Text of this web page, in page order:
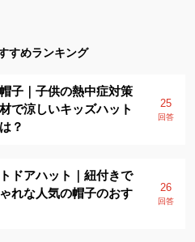
すめランキング
子｜子供の熱中症対策
で涼しいキッズハット
？
25
回答
ドアハット｜紐付きで
れな人気の帽子のおす
26
回答